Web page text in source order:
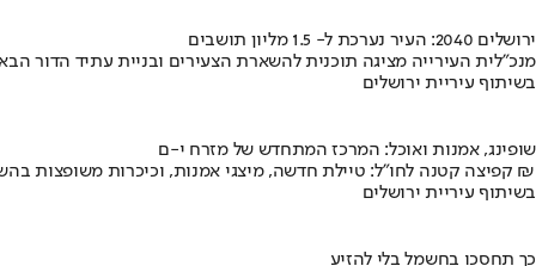
ירושלים 2040: העיר נערכת ל- 1.5 מליון תושבים
מנכ"לית העירייה מציגה תוכנית להשארת הצעירים ובניית עתיד הדור
בשיתוף עיריית ירושלים
שופינג, אמנות ואוכל: המרכז המתחדש של מזרח י-ם
קפיצה קטנה לחו"ל: טיילת חדשה, מיצגי אמנות, וכיכרות משופצות בהשקעה של 100 מיליון ₪
בשיתוף עיריית ירושלים
כך תחסכו בחשמל בלי להזיע